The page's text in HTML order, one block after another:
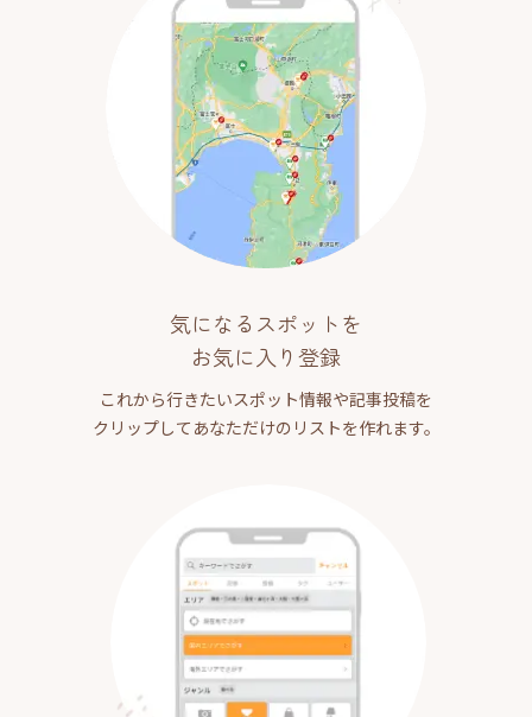
気になるスポットを
お気に入り登録
これから行きたいスポット情報や記事投稿を
クリップしてあなただけのリストを作れます。